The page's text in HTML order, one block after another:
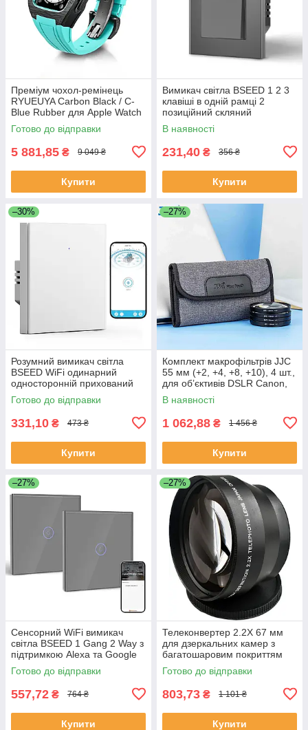
Преміум чохол-ремінець
RYUEUYA Carbon Black / C-
Blue Rubber для Apple Watch
44mm/45mm, карбоновий
корпус для Епл Вотч
Готово до відправки
5 881,85 ₴ 9 049 ₴
Купити
Вимикач світла BSEED 1 2 3
клавіші в одній рамці 2
позиційний скляний
безгвинтовий 10A Сірий
В наявності
231,40 ₴ 356 ₴
Купити
–30%
Розумний вимикач світла
BSEED WiFi одинарний
односторонній прихований
монтаж білий Alexa Google
Home Smart Life
Готово до відправки
331,10 ₴ 473 ₴
Купити
–27%
Комплект макрофільтрів JJC
55 мм (+2, +4, +8, +10), 4 шт.,
для об’єктивів DSLR Canon,
Nikon, Sony, Pentax, Olympus,
Fujifilm
В наявності
1 062,88 ₴ 1 456 ₴
Купити
–27%
Сенсорний WiFi вимикач
світла BSEED 1 Gang 2 Way з
підтримкою Alexa та Google
Home сірий
Готово до відправки
557,72 ₴ 764 ₴
Купити
–27%
Телеконвертер 2.2X 67 мм
для дзеркальних камер з
багатошаровим покриттям
Готово до відправки
803,73 ₴ 1 101 ₴
Купити